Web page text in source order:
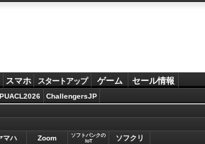
スマホ スタートアップ ゲーム セール情報
PUACL2026 ChallengersJP
マハ Zoom
ソフトバンクの
IoT
ソフクリ